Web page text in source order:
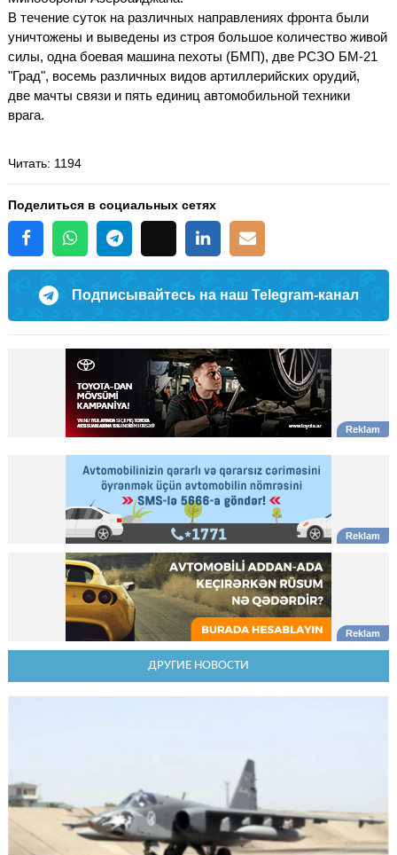
В течение суток на различных направлениях фронта были
уничтожены и выведены из строя большое количество живой
силы, одна боевая машина пехоты (БМП), две РСЗО БМ-21
"Град", восемь различных видов артиллерийских орудий,
две мачты связи и пять единиц автомобильной техники
врага.
Читать: 1194
Поделиться в социальных сетях
Подписывайтесь на наш Telegram-канал
ДРУГИЕ НОВОСТИ